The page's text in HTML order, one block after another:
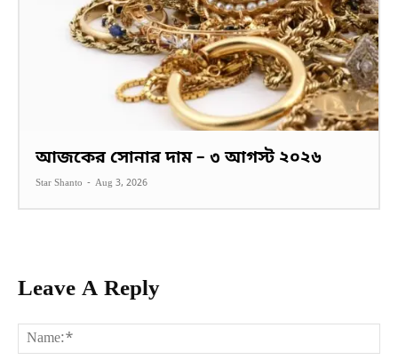
আজকের সোনার দাম – ৩ আগস্ট ২০২৬
Star Shanto - Aug 3, 2026
Leave A Reply